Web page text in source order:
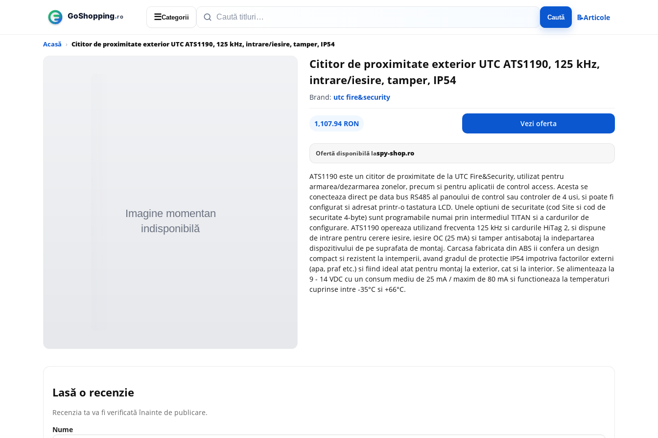
☰Categorii Caută 📝Articole
Acasă Cititor de proximitate exterior UTC ATS1190, 125 kHz, intrare/iesire, tamper, IP54
Cititor de proximitate exterior UTC ATS1190, 125 kHz,
intrare/iesire, tamper, IP54
Brand: utc fire&security
1,107.94 RON Vezi oferta
Ofertă disponibilă laspy-shop.ro
ATS1190 este un cititor de proximitate de la UTC Fire&Security, utilizat pentru
armarea/dezarmarea zonelor, precum si pentru aplicatii de control access. Acesta se
conecteaza direct pe data bus RS485 al panoului de control sau controler de 4 usi, si poate fi
configurat si adresat printr-o tastatura LCD. Unele optiuni de securitate (cod Site si cod de
securitate 4-byte) sunt programabile numai prin intermediul TITAN si a cardurilor de
configurare. ATS1190 opereaza utilizand frecventa 125 kHz si cardurile HiTag 2, si dispune
de intrare pentru cerere iesire, iesire OC (25 mA) si tamper antisabotaj la indepartarea
dispozitivului de pe suprafata de montaj. Carcasa fabricata din ABS ii confera un design
compact si rezistent la intemperii, avand gradul de protectie IP54 impotriva factorilor externi
(apa, praf etc.) si fiind ideal atat pentru montaj la exterior, cat si la interior. Se alimenteaza la
9 - 14 VDC cu un consum mediu de 25 mA / maxim de 80 mA si functioneaza la temperaturi
cuprinse intre -35°C si +66°C.
Lasă o recenzie
Recenzia ta va fi verificată înainte de publicare.
Nume